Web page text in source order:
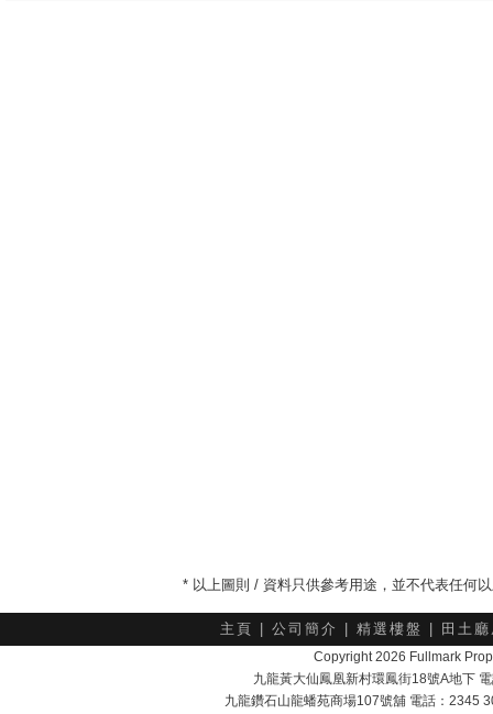
* 以上圖則 / 資料只供參考用途，並不代表任何
主頁 公司簡介 精選樓盤 田土
Copyright 2026 Fullmark
九龍黃大仙鳳凰新村環鳳街18號A地下
九龍鑽石山龍蟠苑商場107號舖 電話：2345